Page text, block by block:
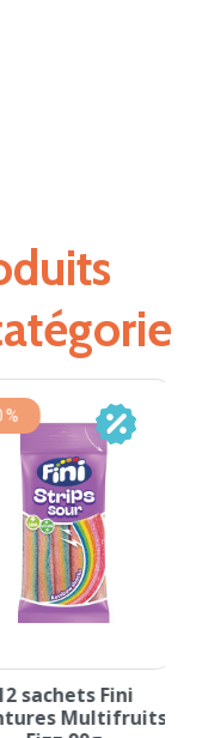
sachets Fini
Multifruits